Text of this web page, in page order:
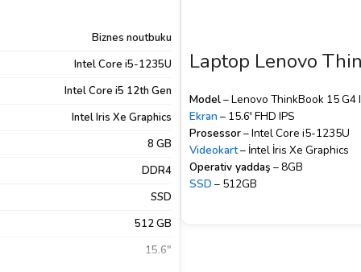
Biznes noutbuku
Intel Core i5-1235U
Intel Core i5 12th Gen
Intel Iris Xe Graphics
8 GB
DDR4
SSD
512 GB
15.6"
Laptop Lenovo
Model– Lenovo ThinkBook 15 G4
Ekran – 15.6′ FHD IPS
Prosessor– Intel Core i5-1235U
Videokart– İntel İris Xe Graphics
Operativ yaddaş – 8GB
SSD – 512GB